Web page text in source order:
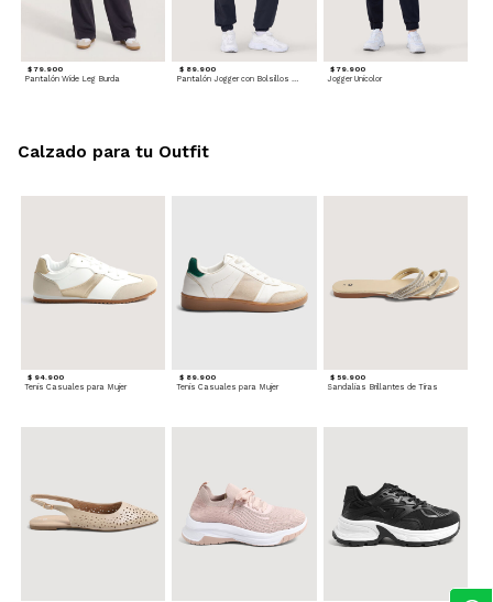
$ 79.900
Pantalón Wide Leg Burda
$ 89.900
Pantalón Jogger con Bolsillos Cargo
$ 79.900
Jogger Unicolor
$ 94.900
Tenis Casuales para Mujer
$ 89.900
Tenis Casuales para Mujer
$ 59.900
Sandalias Brillantes de Tiras
Calzado para tu Outfit